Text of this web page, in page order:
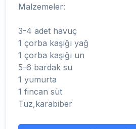
Malzemeler:
3-4 adet havuç
1 çorba kaşığı yağ
1 çorba kaşığı un
5-6 bardak su
1 yumurta
1 fincan süt
Tuz,karabiber